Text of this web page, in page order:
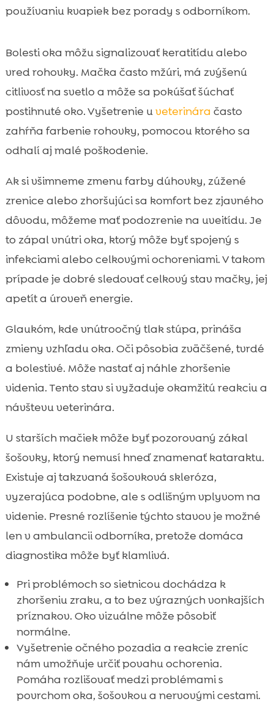
používaniu kvapiek bez porady s odborníkom.
Bolesti oka môžu signalizovať keratitídu alebo
vred rohovky. Mačka často mžúri, má zvýšenú
citlivosť na svetlo a môže sa pokúšať šúchať
postihnuté oko. Vyšetrenie uveterinára často
zahŕňa farbenie rohovky, pomocou ktorého sa
odhalí aj malé poškodenie.
Ak si všimneme zmenu farby dúhovky, zúžené
zrenice alebo zhoršujúci sa komfort bez zjavného
dôvodu, môžeme mať podozrenie na uveitídu. Je
to zápal vnútri oka, ktorý môže byť spojený s
infekciami alebo celkovými ochoreniami. V takom
prípade je dobré sledovať celkový stav mačky, jej
apetít a úroveň energie.
Glaukóm, kde vnútroočný tlak stúpa, prináša
zmieny vzhľadu oka. Oči pôsobia zväčšené, tvrdé
a bolestivé. Môže nastať aj náhle zhoršenie
videnia. Tento stav si vyžaduje okamžitú reakciu a
návštevu veterinára.
U starších mačiek môže byť pozorovaný zákal
šošovky, ktorý nemusí hneď znamenať kataraktu.
Existuje aj takzvaná šošovková skleróza,
vyzerajúca podobne, ale s odlišným vplyvom na
videnie. Presné rozlíšenie týchto stavov je možné
len v ambulancii odborníka, pretože domáca
diagnostika môže byť klamlivá.
Pri problémoch so sietnicou dochádza k
zhoršeniu zraku, a to bez výrazných vonkajších
príznakov. Oko vizuálne môže pôsobiť
normálne.
Vyšetrenie očného pozadia a reakcie zreníc
nám umožňuje určiť povahu ochorenia.
Pomáha rozlišovať medzi problémami s
povrchom oka, šošovkou a nervovými cestami.